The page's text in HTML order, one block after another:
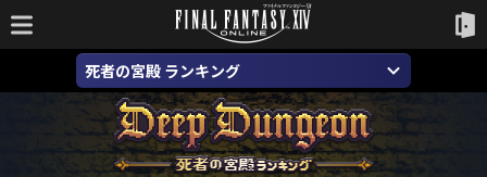
死者の宮殿 ランキング